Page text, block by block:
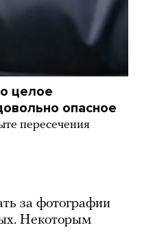
целое
опасное
пересечения
за фотографии
Некоторым